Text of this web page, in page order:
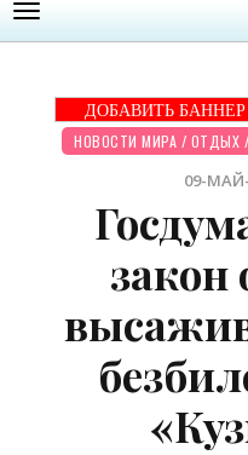
Открыть
меню
ДОБАВИТЬ БАННЕР
НОВОСТИ МИРА / ОТДЫХ /
09-МАЙ-
закон